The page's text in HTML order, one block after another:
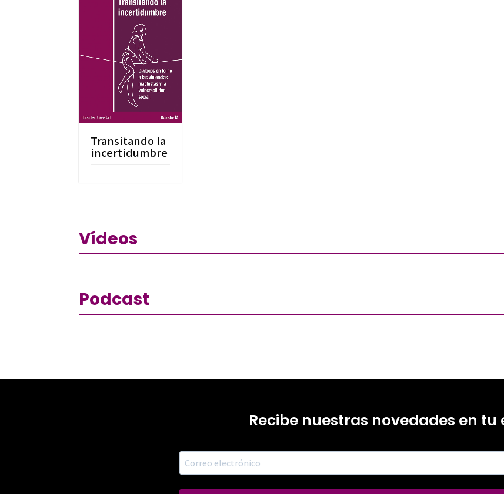
Transitando la
incertidumbre
Vídeos
Podcast
Recibe nuestras novedades en tu